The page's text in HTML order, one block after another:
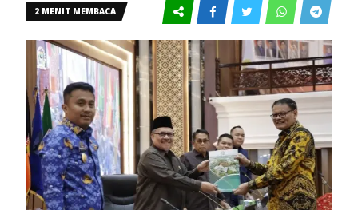
2 MENIT MEMBACA